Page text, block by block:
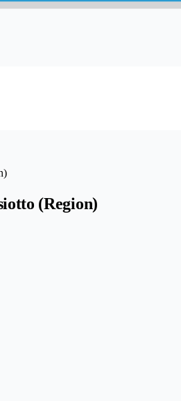
(Region)